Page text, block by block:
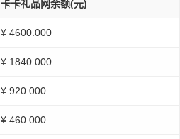
卡卡礼品网余额(元)
¥ 4600.000
¥ 1840.000
¥ 920.000
¥ 460.000